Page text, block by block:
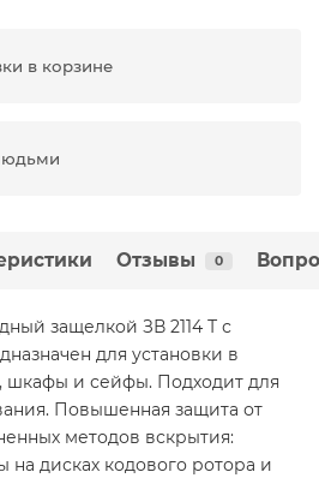
в корзине
Отзывы 0
защелкой ЗВ 2114 Т с
для установки в
шкафы и сейфы. Подходит для
Повышенная защита от
методов вскрытия:
дисках кодового ротора и